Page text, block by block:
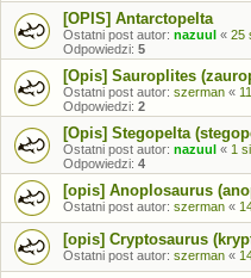
[OPIS] Antarctopelta
Ostatni post autor: nazuul « 25
Odpowiedzi: 5
[Opis] Sauroplites
Ostatni post autor: szerman «
Odpowiedzi: 2
[Opis] Stegopelta
Ostatni post autor: nazuul « 1
Odpowiedzi: 4
[opis] Anoplosaurus
Ostatni post autor: szerman «
[opis] Cryptosaurus
Ostatni post autor: szerman «